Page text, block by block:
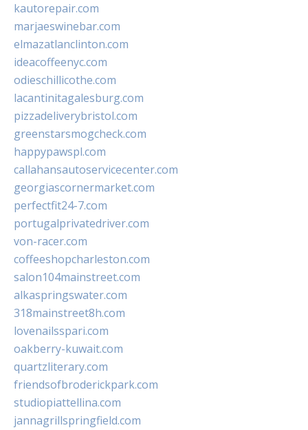
kautorepair.com
marjaeswinebar.com
elmazatlanclinton.com
ideacoffeenyc.com
odieschillicothe.com
lacantinitagalesburg.com
pizzadeliverybristol.com
greenstarsmogcheck.com
happypawspl.com
callahansautoservicecenter.com
georgiascornermarket.com
perfectfit24-7.com
portugalprivatedriver.com
von-racer.com
coffeeshopcharleston.com
salon104mainstreet.com
alkaspringswater.com
318mainstreet8h.com
lovenailsspari.com
oakberry-kuwait.com
quartzliterary.com
friendsofbroderickpark.com
studiopiattellina.com
jannagrillspringfield.com